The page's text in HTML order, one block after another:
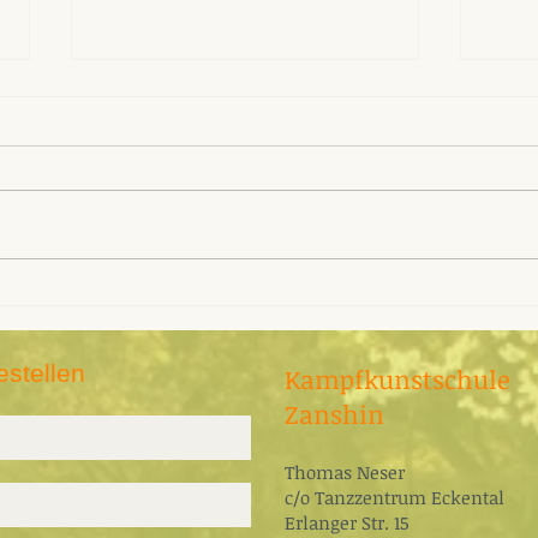
Blinde und Sehbehinderte
im Herbst 2018
Kampfkunstschule
Zanshin
Thomas Neser
c/o ​Tanzzentrum Eckental
Erlanger Str. 15